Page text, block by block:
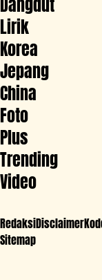
Lirik
Korea
Jepang
China
Foto
Plus
Trending
Video
RedaksiDisclaimer
Sitemap